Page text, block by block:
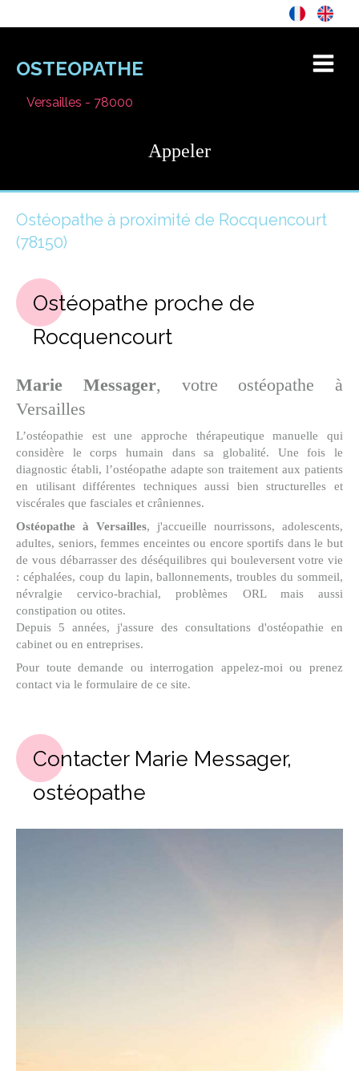
OSTEOPATHE
Versailles - 78000
Appeler
Ostéopathe à proximité de Rocquencourt
(78150)
Ostéopathe proche de
Rocquencourt
Marie Messager, votre ostéopathe à
Versailles
L’ostéopathie est une approche thérapeutique manuelle qui
considère le corps humain dans sa globalité. Une fois le
diagnostic établi, l’ostéopathe adapte son traitement aux patients
en utilisant différentes techniques aussi bien structurelles et
viscérales que fasciales et crâniennes.
Ostéopathe à Versailles, j'accueille nourrissons, adolescents,
adultes, seniors, femmes enceintes ou encore sportifs dans le but
de vous débarrasser des déséquilibres qui bouleversent votre vie
: céphalées, coup du lapin, ballonnements, troubles du sommeil,
névralgie cervico-brachial, problèmes ORL mais aussi
constipation ou otites.
Depuis 5 années, j'assure des consultations d'ostéopathie en
cabinet ou en entreprises.
Pour toute demande ou interrogation appelez-moi ou prenez
contact via le formulaire de ce site.
Contacter Marie Messager,
ostéopathe